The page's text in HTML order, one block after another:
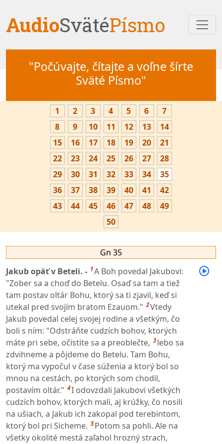
AudioSvätéPísmo
"Počúvajte, čítajte a voľne šírte
Sväté Písmo"
1 2 3 4 5 6
7
8
9 10 11 12 13
14
15
16 17 18 19 20
21
22
23 24 25 26 27
28
29
30 31 32 33 34
35
36
37 38 39 40 41
42
43
44 45 46 47 48
49
50
Gn 35
Jakub opäť v Beteli. - 1A Boh povedal Jakubovi:
"Zober sa a choď do Betelu. Osaď sa tam a tiež
tam postav oltár Bohu, ktorý sa ti zjavil, keď si
utekal pred svojím bratom Ezauom." 2Vtedy
Jakub povedal celej svojej rodine a všetkým, čo
boli s ním: "Odstráňte cudzích bohov, ktorých
máte pri sebe, očistite sa a preoblečte, 3 lebo sa
zdvihneme a pôjdeme do Betelu. Tam Bohu,
ktorý ma vypočul v čase súženia a ktorý bol so
mnou na cestách, po ktorých som chodil,
postavím oltár." 4I odovzdali Jakubovi všetkých
cudzích bohov, ktorých mali, aj krúžky, čo nosili
na ušiach, a Jakub ich zakopal pod terebintom,
ktorý bol pri Sicheme. 5 Potom sa pohli. Ale na
všetky okolité mestá zaľahol hrozný strach,